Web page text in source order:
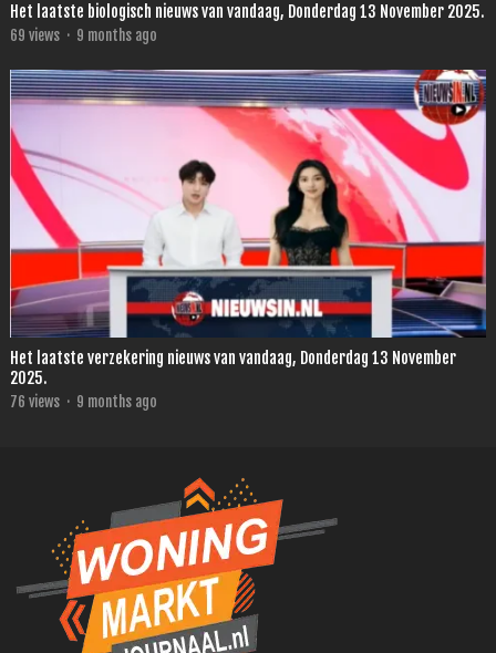
Het laatste biologisch nieuws van vandaag, Donderdag 13 November 2025.
69 views · 9 months ago
Het laatste verzekering nieuws van vandaag, Donderdag 13 November
2025.
76 views · 9 months ago